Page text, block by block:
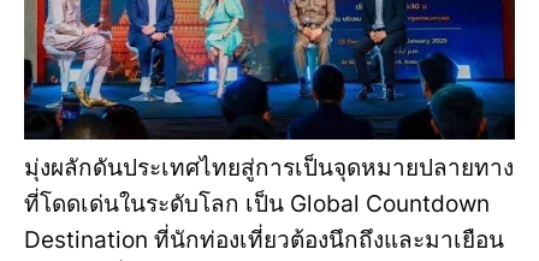
มุ่งผลักดันประเทศไทยสู่การเป็นจุดหมายปลายทาง
ที่โดดเด่นในระดับโลก เป็น Global Countdown
Destination ที่นักท่องเที่ยวต้องนึกถึงและมาเยือน